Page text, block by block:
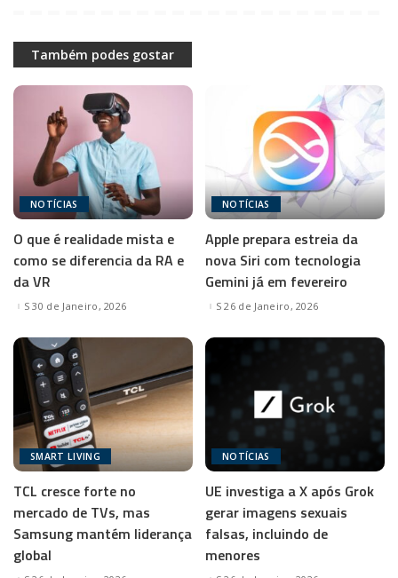
Também podes gostar
NOTÍCIAS
O que é realidade mista e
como se diferencia da RA e
da VR
30 de Janeiro, 2026
NOTÍCIAS
Apple prepara estreia da
nova Siri com tecnologia
Gemini já em fevereiro
26 de Janeiro, 2026
SMART LIVING
TCL cresce forte no
mercado de TVs, mas
Samsung mantém liderança
global
NOTÍCIAS
UE investiga a X após Grok
gerar imagens sexuais
falsas, incluindo de
menores